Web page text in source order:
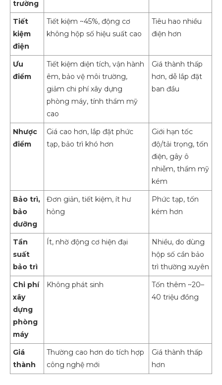
trường
Tiết
kiệm
điện
Tiết kiệm ~45%, động cơ
không hộp số hiệu suất cao
Tiêu hao nhiều
điện hơn
Ưu
điểm
Tiết kiệm diện tích, vận hành
êm, bảo vệ môi trường,
giảm chi phí xây dựng
phòng máy, tính thẩm mỹ
cao
Giá thành thấp
hơn, dễ lắp đặt
ban đầu
Nhược
điểm
Giá cao hơn, lắp đặt phức
tạp, bảo trì khó hơn
Giới hạn tốc
độ/tải trọng, tốn
điện, gây ô
nhiễm, thẩm mỹ
kém
Bảo trì,
bảo
dưỡng
Đơn giản, tiết kiệm, ít hư
hỏng
Phức tạp, tốn
kém hơn
Tần
suất
bảo trì
Ít, nhờ động cơ hiện đại
Nhiều, do dùng
hộp số cần bảo
trì thường xuyên
Chi phí
xây
dựng
phòng
máy
Không phát sinh
Tốn thêm ~20–
40 triệu đồng
Giá
thành
Thường cao hơn do tích hợp
công nghệ mới
Giá thành thấp
hơn